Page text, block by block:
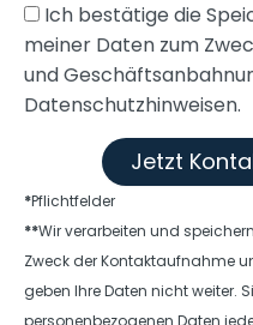
Ich bestätige die
meiner Daten zum
und
Datenschutzhinweisen.
Jetzt
*Pflichtfelder
**Wir verarbeiten und
Zweck der Kontaktaufnahme
geben Ihre Daten nicht weiter.